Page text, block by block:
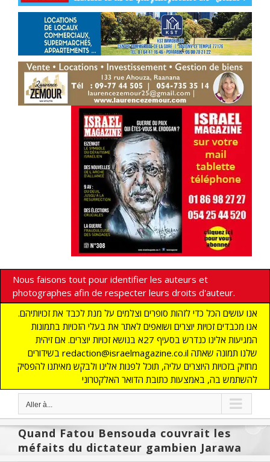
Nous faisons tout pour identifier les auteurs et
photographes afin de respecter leurs droits d'auteur.
אנו עושים הכל כדי לזהות סופרים וצלמים על מנת לכבד את זכויותיהם.
אנו מכבדים זכויות יוצרים ושואפים לאתר את בעלי הזכויות בתמונות
המגיעות אלינו כנדרש בסעיף 27א בנושא זכויות יוצרים. אם זיהית
בשידורים redaction@israelmagazine.co.il שלנו תמונה שאתה
מחזיק בזכויות היוצרים עליה, תוכל לפנות אלינו ולבקש מאיתנו להפסיק
להשתמש בה, באמצעות כתובת הדואר האלקטרוני
Aller à...
Quand Fatou Bensouda couvrait les
méfaits du dictateur gambien Jarawa